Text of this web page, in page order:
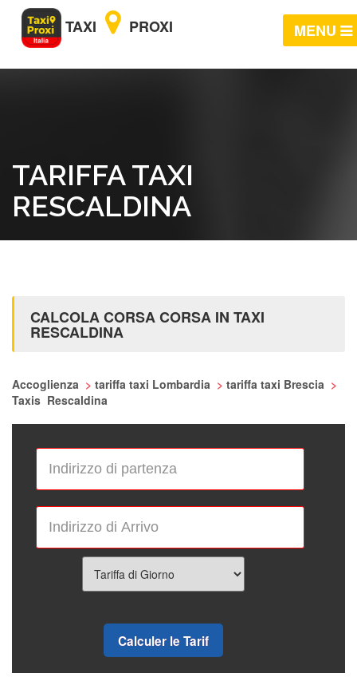
TAXI PROXI MENU
TARIFFA TAXI
RESCALDINA
CALCOLA CORSA CORSA IN TAXI
RESCALDINA
Accoglienza > tariffa taxi Lombardia > tariffa taxi Brescia >
Taxis Rescaldina
Calculer le Tarif